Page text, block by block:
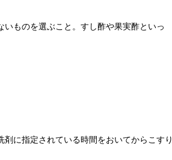
ものを選ぶこと。すし酢や果実酢といっ
に指定されている時間をおいてからこすり